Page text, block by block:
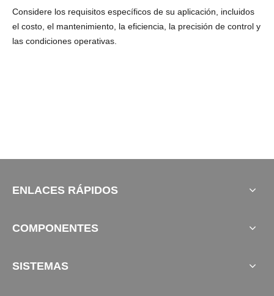
Considere los requisitos específicos de su aplicación, incluidos
el costo, el mantenimiento, la eficiencia, la precisión de control y
las condiciones operativas.
ENLACES RÁPIDOS
COMPONENTES
SISTEMAS